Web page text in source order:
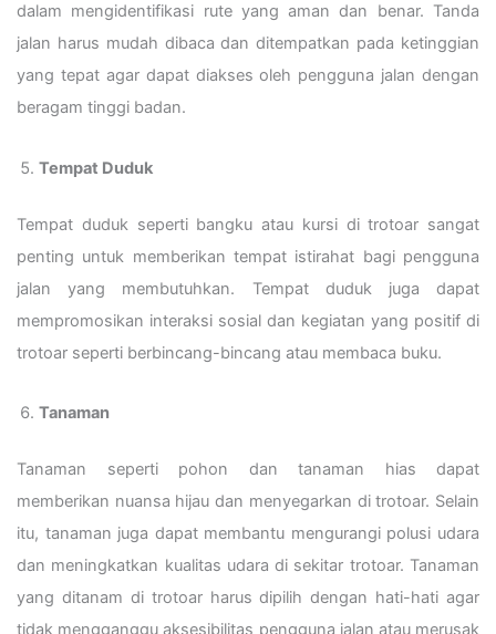
dalam mengidentifikasi rute yang aman dan benar. Tanda
jalan harus mudah dibaca dan ditempatkan pada ketinggian
yang tepat agar dapat diakses oleh pengguna jalan dengan
beragam tinggi badan.
Tempat Duduk
Tempat duduk seperti bangku atau kursi di trotoar sangat
penting untuk memberikan tempat istirahat bagi pengguna
jalan yang membutuhkan. Tempat duduk juga dapat
mempromosikan interaksi sosial dan kegiatan yang positif di
trotoar seperti berbincang-bincang atau membaca buku.
Tanaman
Tanaman seperti pohon dan tanaman hias dapat
memberikan nuansa hijau dan menyegarkan di trotoar. Selain
itu, tanaman juga dapat membantu mengurangi polusi udara
dan meningkatkan kualitas udara di sekitar trotoar. Tanaman
yang ditanam di trotoar harus dipilih dengan hati-hati agar
tidak mengganggu aksesibilitas pengguna jalan atau merusak